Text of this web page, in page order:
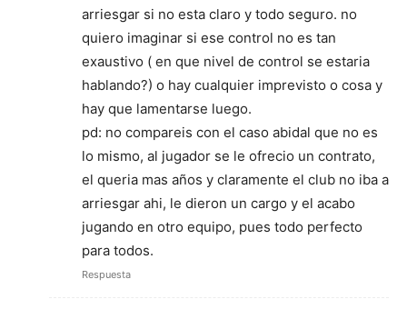
arriesgar si no esta claro y todo seguro. no
quiero imaginar si ese control no es tan
exaustivo ( en que nivel de control se estaria
hablando?) o hay cualquier imprevisto o cosa y
hay que lamentarse luego.
pd: no compareis con el caso abidal que no es
lo mismo, al jugador se le ofrecio un contrato,
el queria mas años y claramente el club no iba a
arriesgar ahi, le dieron un cargo y el acabo
jugando en otro equipo, pues todo perfecto
para todos.
Respuesta